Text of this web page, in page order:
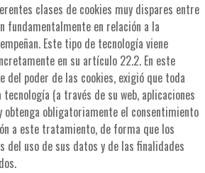
clases de cookies muy dispares entre
fundamentalmente en relación a la
Este tipo de tecnología viene
en su artículo 22.2. En este
del poder de las cookies, exigió que toda
(a través de su web, aplicaciones
obligatoriamente el consentimiento
a este tratamiento, de forma que los
del uso de sus datos y de las finalidades